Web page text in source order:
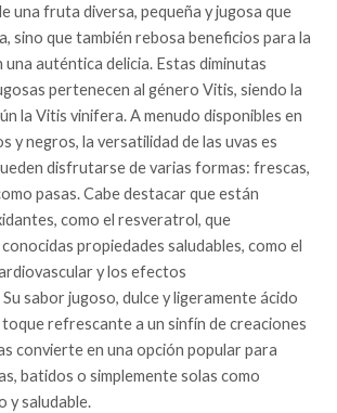
una fruta diversa, pequeña y jugosa que
sino que también rebosa beneficios para la
una auténtica delicia. Estas diminutas
pertenecen al género Vitis, siendo la
la Vitis vinifera. A menudo disponibles en
y negros, la versatilidad de las uvas es
disfrutarse de varias formas: frescas,
pasas. Cabe destacar que están
como el resveratrol, que
propiedades saludables, como el
y los efectos
sabor jugoso, dulce y ligeramente ácido
refrescante a un sinfín de creaciones
convierte en una opción popular para
batidos o simplemente solas como
y saludable.